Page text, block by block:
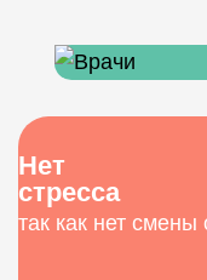
Нет
стресса
так как нет смены